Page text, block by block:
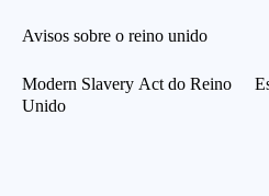
Avisos sobre o reino unido
Modern Slavery Act do Reino
Unido